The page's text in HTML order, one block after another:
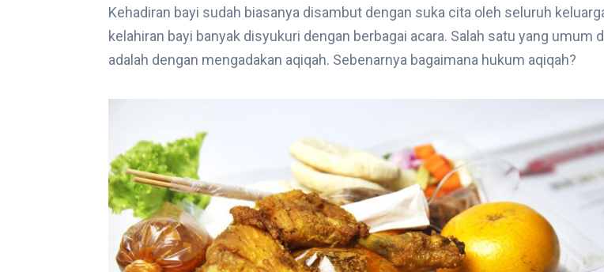
Kehadiran bayi sudah biasanya disambut dengan suka cita oleh seluruh
kelahiran bayi banyak disyukuri dengan berbagai acara. Salah satu yang umum
adalah dengan mengadakan aqiqah. Sebenarnya bagaimana hukum aqiqah?